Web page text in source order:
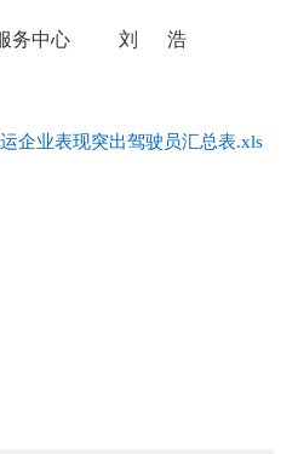
务中心 刘 浩
企业表现突出驾驶员汇总表.xls